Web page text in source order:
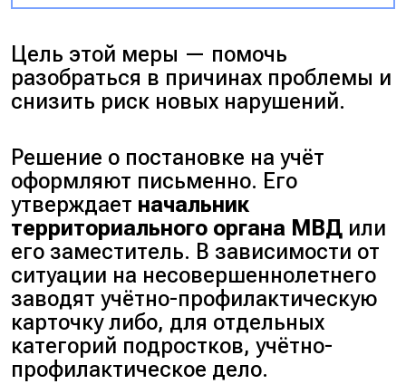
Цель этой меры — помочь
разобраться в причинах проблемы и
снизить риск новых нарушений.
Решение о постановке на учёт
оформляют письменно. Его
утверждает начальник
территориального органа МВД или
его заместитель. В зависимости от
ситуации на несовершеннолетнего
заводятучётно-профилактическую
карточкулибо, для отдельных
категорий подростков,учётно-
профилактическое дело.